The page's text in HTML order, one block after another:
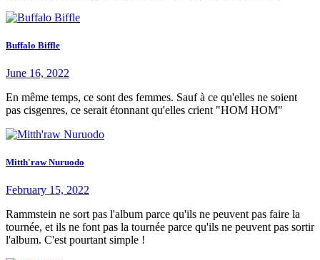
Buffalo Biffle
June 16, 2022
En même temps, ce sont des femmes. Sauf à ce qu'elles ne soient
pas cisgenres, ce serait étonnant qu'elles crient "HOM HOM"
Mitth'raw Nuruodo
February 15, 2022
Rammstein ne sort pas l'album parce qu'ils ne peuvent pas faire la
tournée, et ils ne font pas la tournée parce qu'ils ne peuvent pas sortir
l'album. C'est pourtant simple !